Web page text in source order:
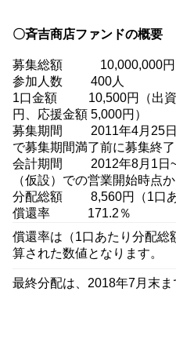
〇斉吉商店ファンドの概要
募集総額 10,000,000
参加人数 400人
1口金額 10,500円（出資
円、応援金額 5,000円）
募集期間 2011年4月25日
で募集期間満了前に募集終了
会計期間 2012年8月1日
（仮設）での営業開始時点
分配総額 8,560円（1口あ
償還率 171.2％
償還率は（1口あたり分配総
算された数値となります。
最終分配は、2018年7月末ま